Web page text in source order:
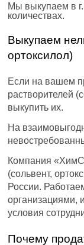
Мы выкупаем в
количествах.
Выкупаем
ортоксилол)
Если на вашем
растворителей
выкупить их.
На
Компания
(сольвент,
России.
организациями,
условия
Почему